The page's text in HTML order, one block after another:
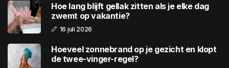
Hoe lang blijft gellak zitten als je elke dag
zwemt op vakantie?
16 juli 2026
Hoeveel zonnebrand op je gezicht en klopt
de twee-vinger-regel?